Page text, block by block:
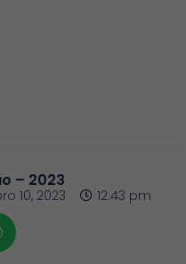
– 2023
10, 2023 12:43 pm